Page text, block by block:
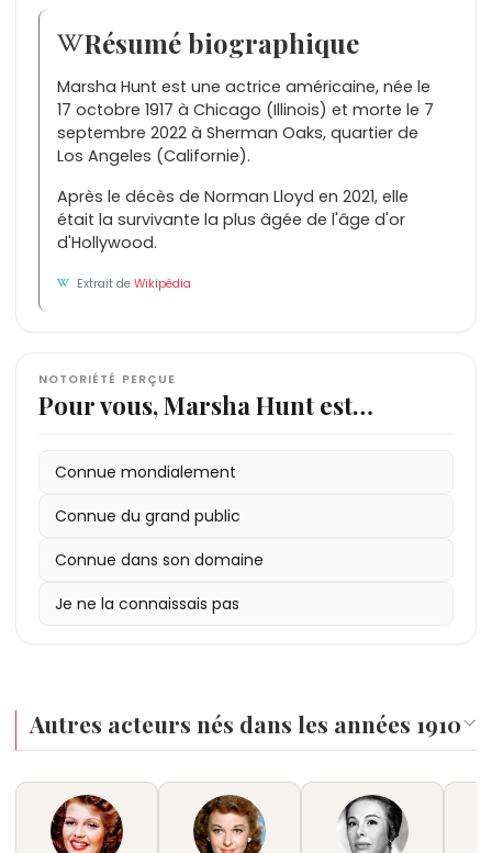
Résumé biographique
Marsha Hunt est une actrice américaine, née le
17 octobre 1917 à Chicago (Illinois) et morte le 7
septembre 2022 à Sherman Oaks, quartier de
Los Angeles (Californie).
Après le décès de Norman Lloyd en 2021, elle
était la survivante la plus âgée de l'âge d'or
d'Hollywood.
Extrait deWikipédia
NOTORIÉTÉ PERÇUE
Pour vous, Marsha Hunt est…
Connue mondialement
Connue du grand public
Connue dans son domaine
Je ne la connaissais pas
Autres acteurs nés dans les années 1910